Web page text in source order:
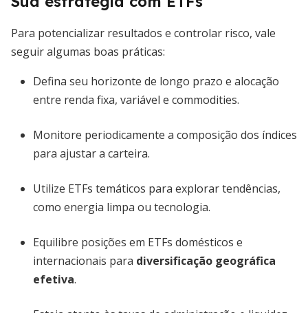
Para potencializar resultados e controlar risco, vale
seguir algumas boas práticas:
Defina seu horizonte de longo prazo e alocação
entre renda fixa, variável e commodities.
Monitore periodicamente a composição dos índices
para ajustar a carteira.
Utilize ETFs temáticos para explorar tendências,
como energia limpa ou tecnologia.
Equilibre posições em ETFs domésticos e
internacionais para diversificação geográfica
efetiva.